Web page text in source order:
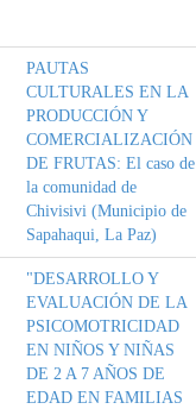
PAUTAS
CULTURALES EN LA
PRODUCCIÓN Y
COMERCIALIZACIÓN
DE FRUTAS: El caso de
la comunidad de
Chivisivi (Municipio de
Sapahaqui, La Paz)
"DESARROLLO Y
EVALUACIÓN DE LA
PSICOMOTRICIDAD
EN NIÑOS Y NIÑAS
DE 2 A 7 AÑOS DE
EDAD EN FAMILIAS